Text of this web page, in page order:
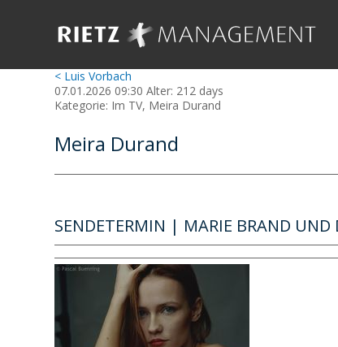
< Luis Vorbach
07.01.2026 09:30 Alter: 212 days
Kategorie: Im TV, Meira Durand
Meira Durand
SENDETERMIN | MARIE BRAND